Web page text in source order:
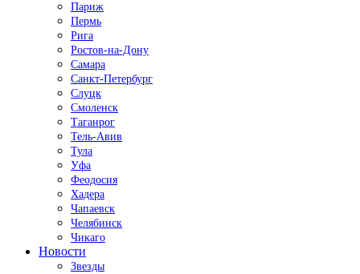
Париж
Пермь
Рига
Ростов-на-Дону
Самара
Санкт-Петербург
Слуцк
Смоленск
Таганрог
Тель-Авив
Тула
Уфа
Феодосия
Хадера
Чапаевск
Челябинск
Чикаго
Новости
Звезды